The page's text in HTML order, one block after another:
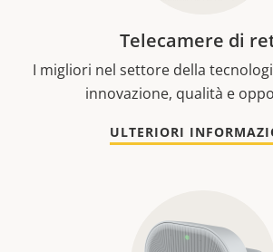
Telecamere di
I migliori nel settore della
innovazione, qualità e
ULTERIORI